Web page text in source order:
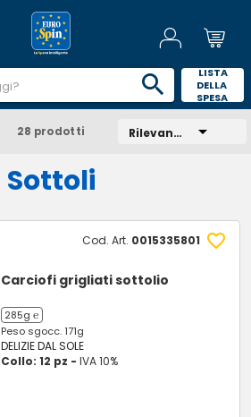
LISTA
DELLA
SPESA
28 prodotti Rilevanza
Sottoli
Cod. Art. 0015335801
Carciofi grigliati sottolio
285g ℮
Peso sgocc. 171g
DELIZIE DAL SOLE
Collo: 12 pz -IVA 10%